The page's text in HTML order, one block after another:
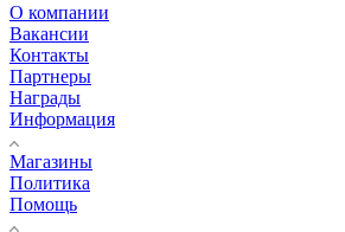
О компании
Вакансии
Контакты
Партнеры
Награды
Информация
Магазины
Политика
Помощь